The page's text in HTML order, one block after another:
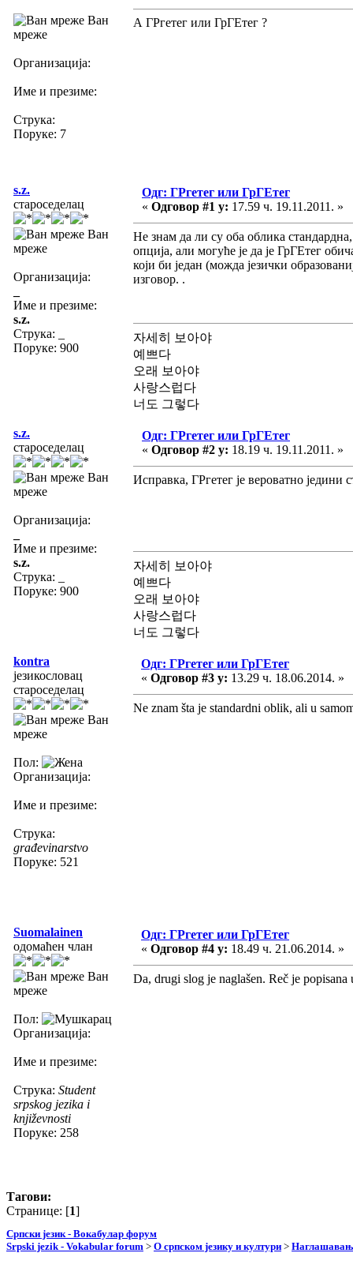
Ван
мреже
Организација:
Име и презиме:
Струка:
Поруке: 7
А ГРгетег или ГрГЕтег ?
s.z.
староседелац
Ван
мреже
Организација:
Име и презиме:
s.z.
Струка:
Поруке: 900
Одг: ГРгетег или ГрГЕтег
« Одговор #1 у: 17.59 ч. 19.11.2011. »
Не знам да ли су оба облика
опција, али могуће је да је ГрГЕтег
који би један (можда језички
изговор. .
자세히 보아야
예쁘다
오래 보아야
사랑스럽다
너도 그렇다
s.z.
староседелац
Ван
мреже
Организација:
Име и презиме:
s.z.
Струка:
Поруке: 900
Одг: ГРгетег или ГрГЕтег
« Одговор #2 у: 18.19 ч. 19.11.2011. »
Исправка, ГРгетег је вероватно једини
자세히 보아야
예쁘다
오래 보아야
사랑스럽다
너도 그렇다
kontra
језикословац
староседелац
Ван
мреже
Пол:
Организација:
Име и презиме:
Струка:
građevinarstvo
Поруке: 521
Одг: ГРгетег или ГрГЕтег
« Одговор #3 у: 13.29 ч. 18.06.2014. »
Ne znam šta je standardni oblik, ali u
Suomalainen
одомаћен члан
Ван
мреже
Пол:
Организација:
Име и презиме:
Струка: Student
srpskog jezika i
književnosti
Поруке: 258
Одг: ГРгетег или ГрГЕтег
« Одговор #4 у: 18.49 ч. 21.06.2014. »
Da, drugi slog je naglašen. Reč je
Тагови:
Странице: [1]
Српски језик - Вокабулар форум
Srpski jezik - Vokabular forum > О српском језику и култури >